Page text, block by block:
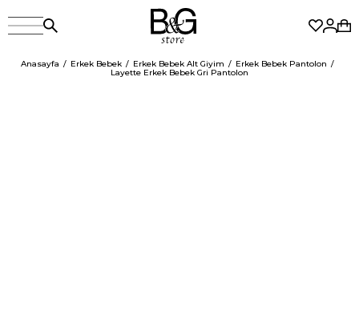
Anasayfa Erkek Bebek Erkek Bebek Alt Giyim
Erkek Bebek Pantolon
Layette Erkek Bebek Gri Pantolon